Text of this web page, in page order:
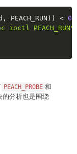
, PEACH_RUN ) ) < 0
PEACH_PROBE 和
的分析也是围绕